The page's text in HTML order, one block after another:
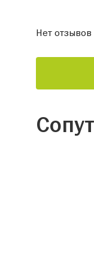
Нет отзывов